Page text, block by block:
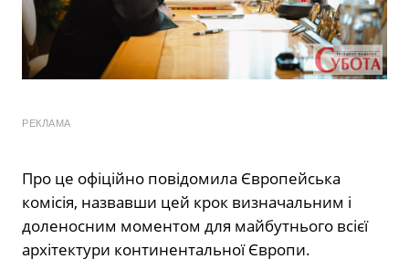
РЕКЛАМА
Про це офіційно повідомила Європейська
комісія, назвавши цей крок визначальним і
доленосним моментом для майбутнього всієї
архітектури континентальної Європи.